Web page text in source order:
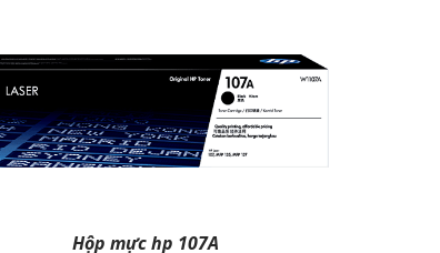
Hộp mực hp 107A